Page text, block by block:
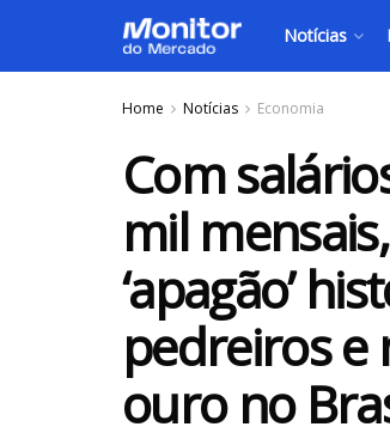
Notícias
Home Notícias Economia
Com
mil
‘apagão’
pedreiros e
ouro no